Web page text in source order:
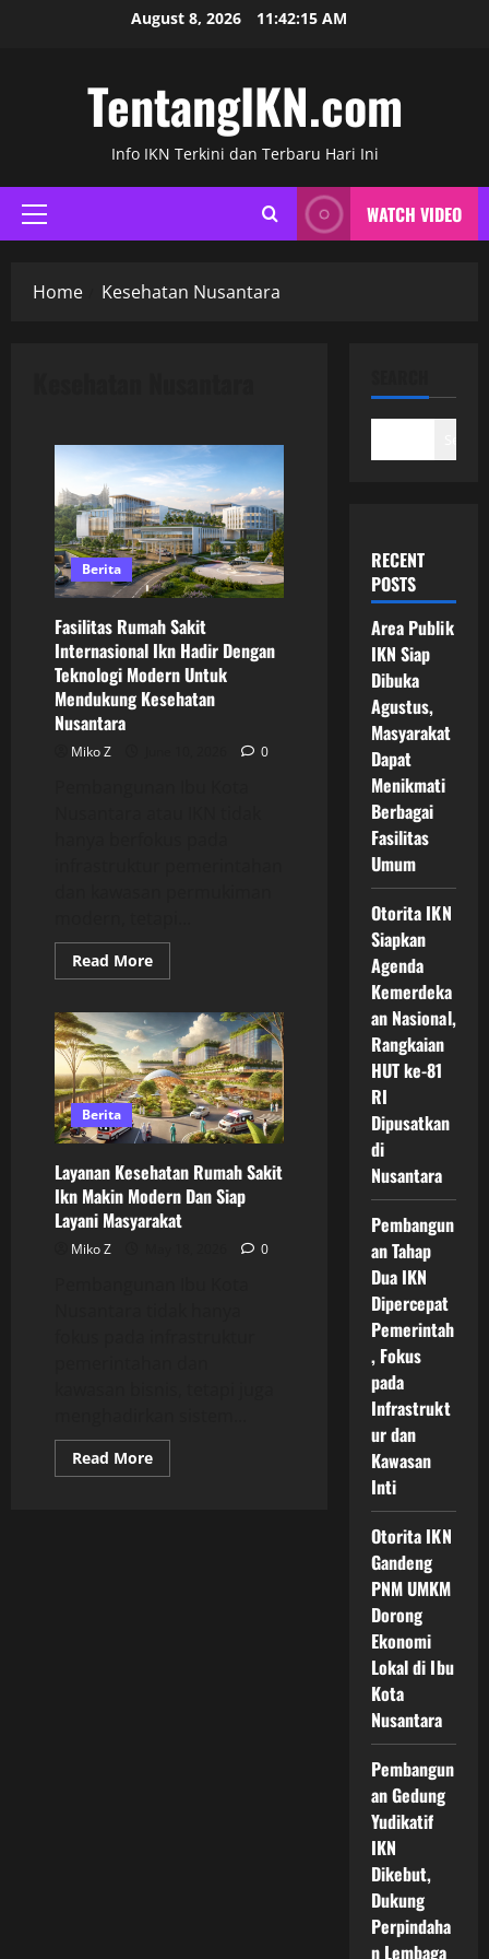
August 8, 2026 11:42:15 AM
TentangIKN.com
Info IKN Terkini dan Terbaru Hari Ini
Primary
Menu
WATCH VIDEO
Home Kesehatan Nusantara
Berita
Fasilitas Rumah Sakit
Internasional Ikn Hadir Dengan
Teknologi Modern Untuk
Mendukung Kesehatan
Nusantara
Miko Z 0
Read MoreRead
more
Rumah
Sakit
Internasional
Ikn
Hadir
Dengan
Teknologi
Modern
Untuk
Kesehatan
Nusantara
Berita
Layanan Kesehatan Rumah Sakit
Ikn Makin Modern Dan Siap
Layani Masyarakat
Miko Z 0
Read MoreRead
more
RECENT
POSTS
Area Publik
IKN Siap
Dibuka
Agustus,
Masyarakat
Dapat
Menikmati
Berbagai
Fasilitas
Umum
Otorita IKN
Siapkan
Agenda
Kemerdeka
an Nasional,
Rangkaian
HUT ke-81
RI
Dipusatkan
di
Nusantara
Pembangun
an Tahap
Dua IKN
Dipercepat
Pemerintah
, Fokus
pada
Infrastrukt
ur dan
Kawasan
Inti
Otorita IKN
Gandeng
PNM UMKM
Dorong
Ekonomi
Lokal di Ibu
Kota
Nusantara
Pembangun
an Gedung
Yudikatif
IKN
Dikebut,
Dukung
Perpindaha
n Lembaga